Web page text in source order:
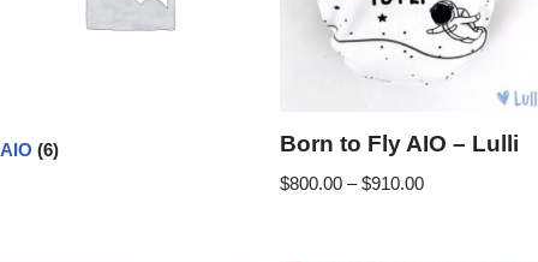
AIO (6) Born to Fly AIO – Lulli
$800.00 – $910.00